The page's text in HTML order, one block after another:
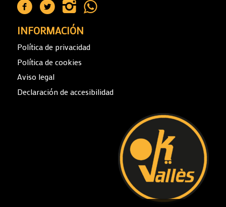
INFORMACIÓN
Política de privacidad
Política de cookies
Aviso legal
Declaración de accesibilidad